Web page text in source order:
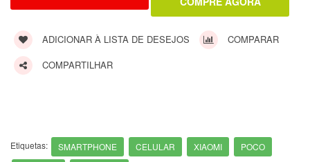
ADICIONAR À LISTA DE DESEJOS
COMPARAR
COMPARTILHAR
Etiquetas: SMARTPHONE CELULAR XIAOMI
POCO